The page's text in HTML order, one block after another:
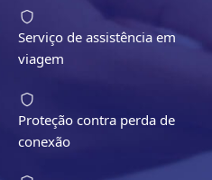
Serviço de assistência em
viagem
Proteção contra perda de
conexão